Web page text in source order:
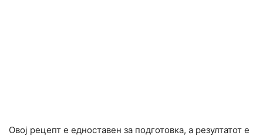
Овој рецепт е едноставен за подготовка, а резултатот е